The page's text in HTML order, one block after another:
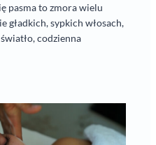
pasma to zmora wielu
gładkich, sypkich włosach,
codzienna